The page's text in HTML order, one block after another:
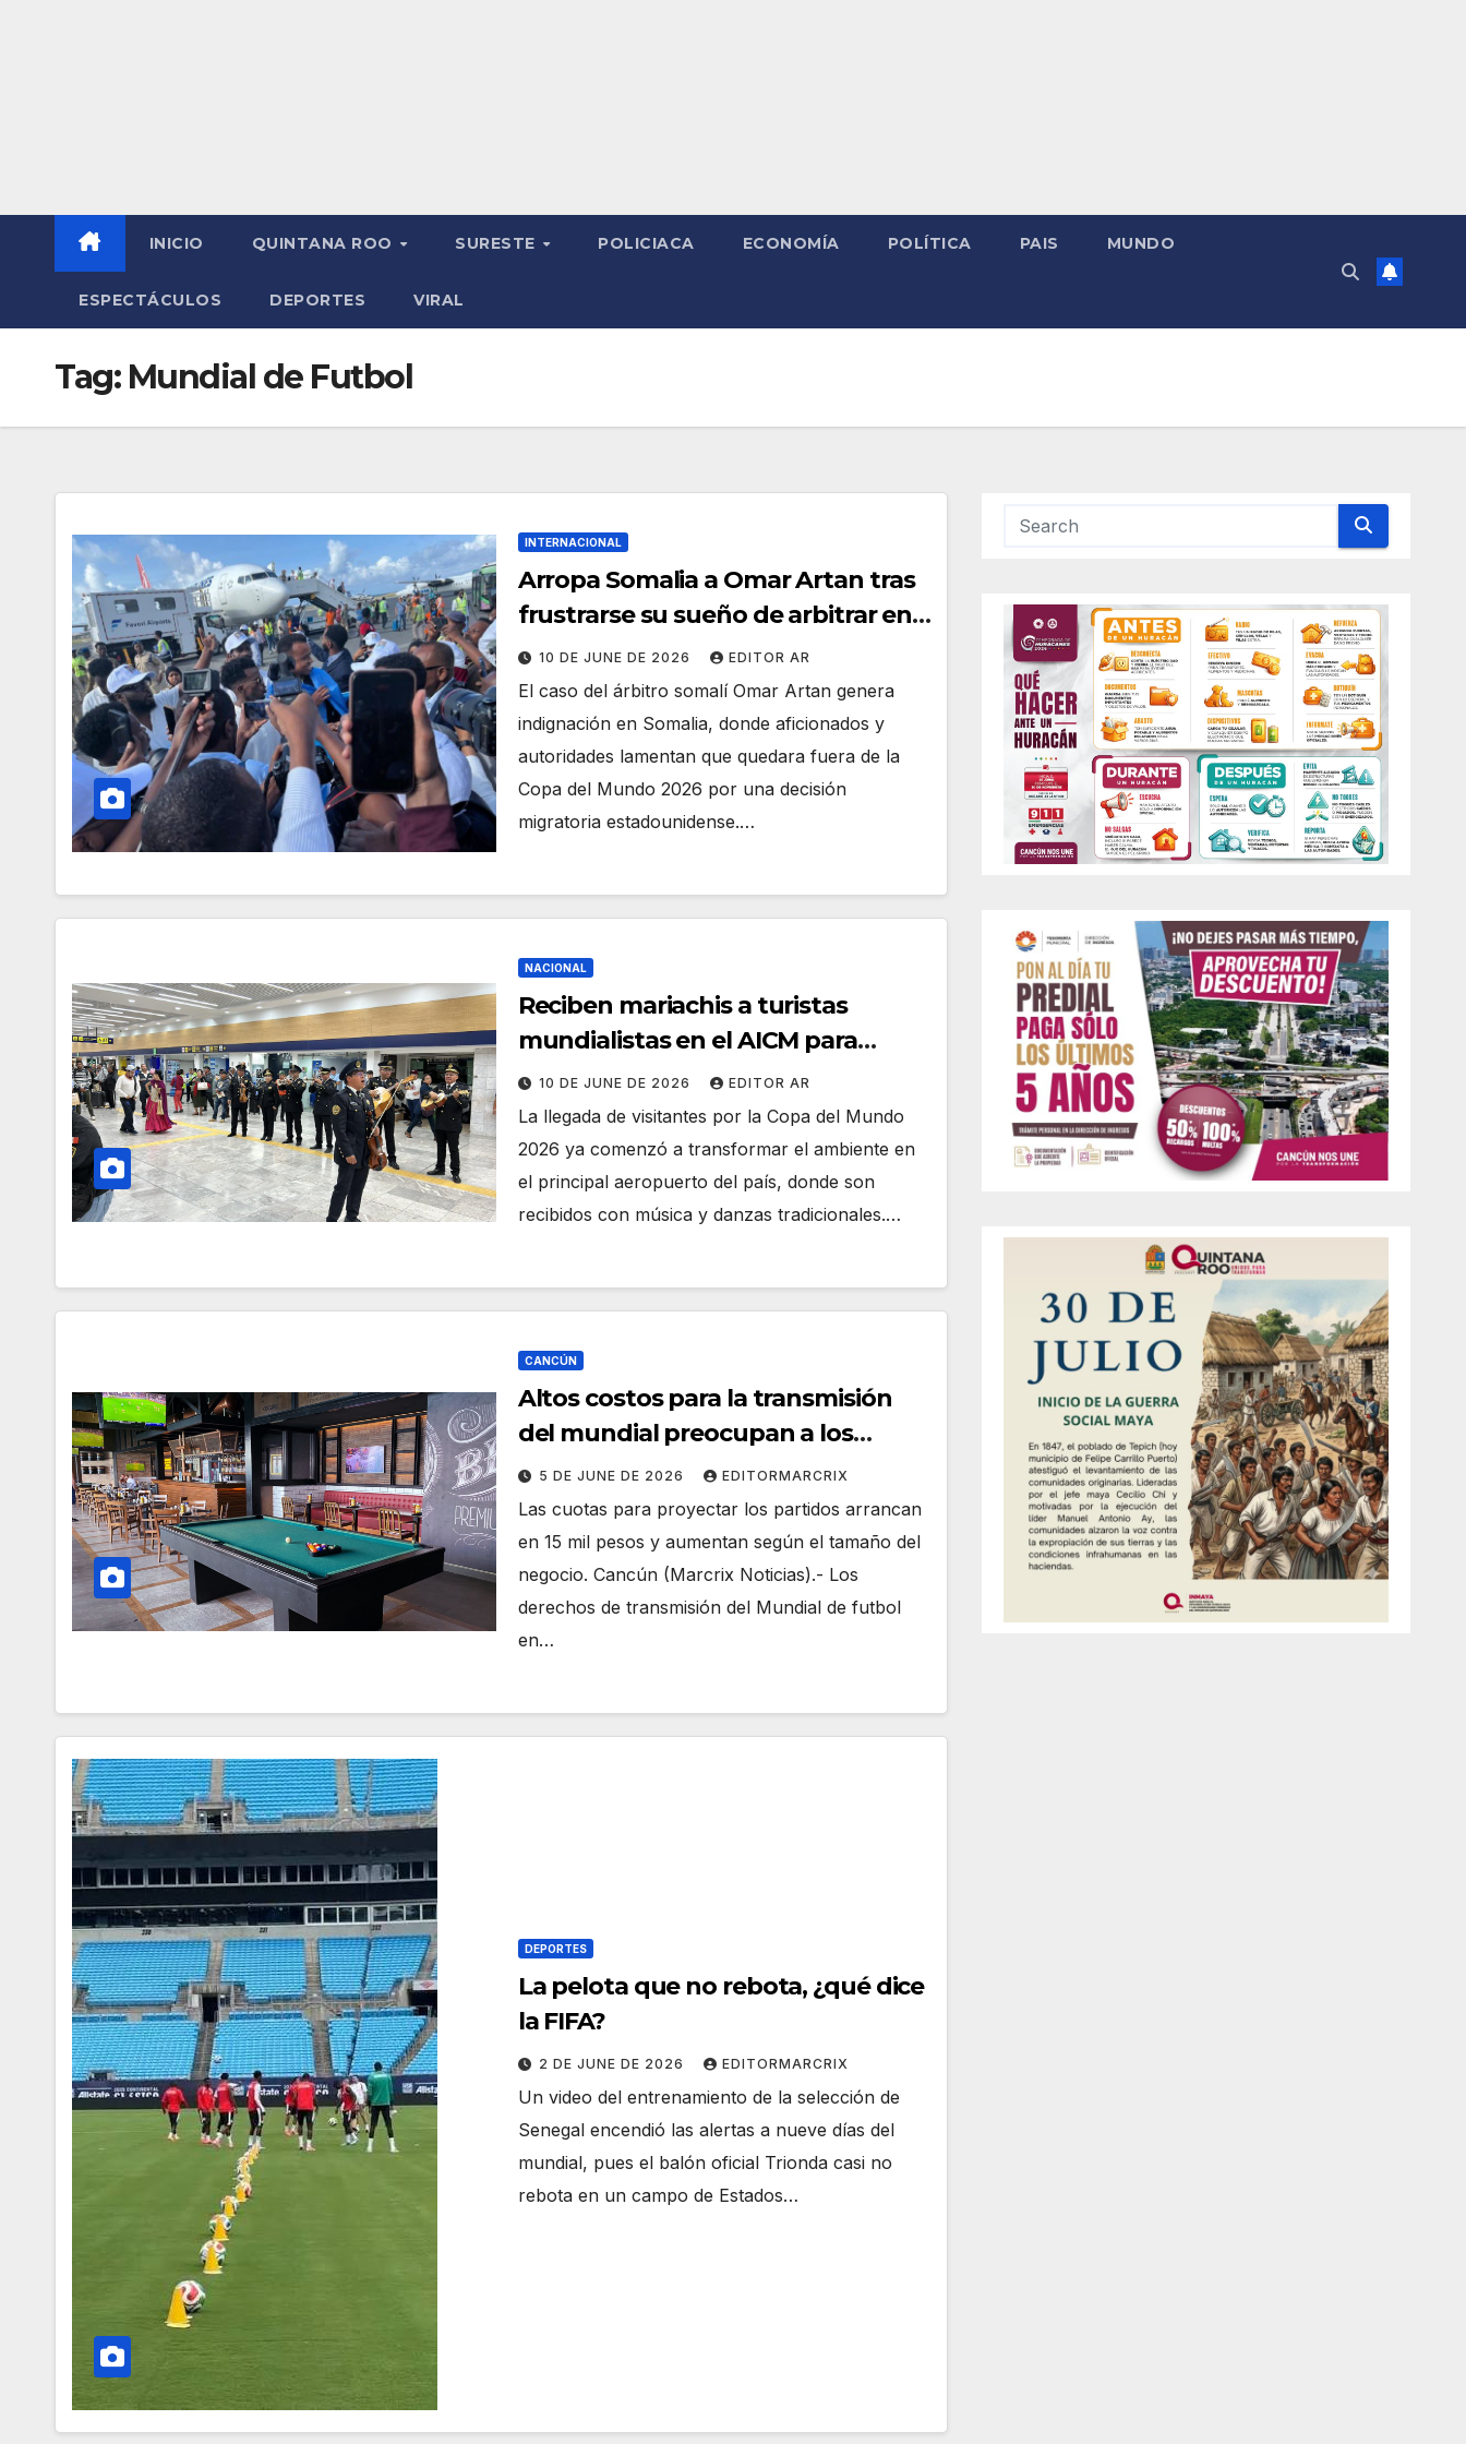
INICIO QUINTANA ROO SURESTE POLICIACA ECONOMÍA POLÍTICA PAIS MUNDO
ESPECTÁCULOS DEPORTES VIRAL
Tag: Mundial de Futbol
INTERNACIONAL
Arropa Somalia a Omar Artan tras
frustrarse su sueño de arbitrar en
el Mundial 2026
10 DE JUNE DE 2026 EDITOR AR
El caso del árbitro somalí Omar Artan genera
indignación en Somalia, donde aficionados y
autoridades lamentan que quedara fuera de la
Copa del Mundo 2026 por una decisión
migratoria estadounidense.…
NACIONAL
Reciben mariachis a turistas
mundialistas en el AICM para
mostrar la hospitalidad mexicana
10 DE JUNE DE 2026 EDITOR AR
La llegada de visitantes por la Copa del Mundo
2026 ya comenzó a transformar el ambiente en
el principal aeropuerto del país, donde son
recibidos con música y danzas tradicionales.…
CANCÚN
Altos costos para la transmisión
del mundial preocupan a los
restauranteros de Cancún
5 DE JUNE DE 2026 EDITORMARCRIX
Las cuotas para proyectar los partidos arrancan
en 15 mil pesos y aumentan según el tamaño del
negocio. Cancún (Marcrix Noticias).- Los
derechos de transmisión del Mundial de futbol
en…
DEPORTES
La pelota que no rebota, ¿qué dice
la FIFA?
2 DE JUNE DE 2026 EDITORMARCRIX
Un video del entrenamiento de la selección de
Senegal encendió las alertas a nueve días del
mundial, pues el balón oficial Trionda casi no
rebota en un campo de Estados…